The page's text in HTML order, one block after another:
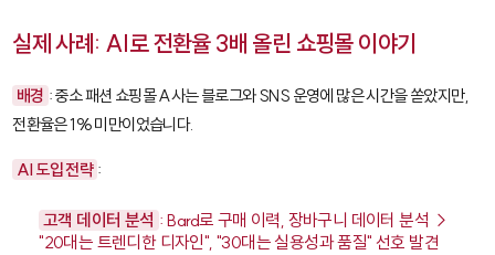
실제 사례: AI로 전환율 3배 올린 쇼핑몰 이야기
배경 : 중소 패션 쇼핑몰 A사는 블로그와 SNS 운영에 많은 시간을 쏟았지만,
전환율은 1% 미만이었습니다.
AI 도입 전략 :
고객 데이터 분석 : Bard로 구매 이력, 장바구니 데이터 분석 →
"20대는 트렌디한 디자인", "30대는 실용성과 품질" 선호 발견